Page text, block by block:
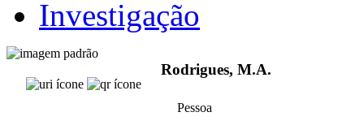
Investigação
Rodrigues, M.A.
Pessoa